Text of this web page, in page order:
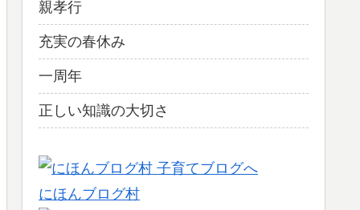
親孝行
充実の春休み
一周年
正しい知識の大切さ
にほんブログ村